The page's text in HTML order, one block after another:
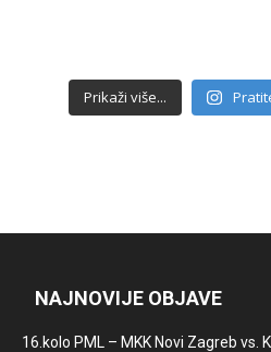
Prikaži više...
NAJNOVIJE OBJAVE
16.kolo PML – MKK Novi Zagreb vs.